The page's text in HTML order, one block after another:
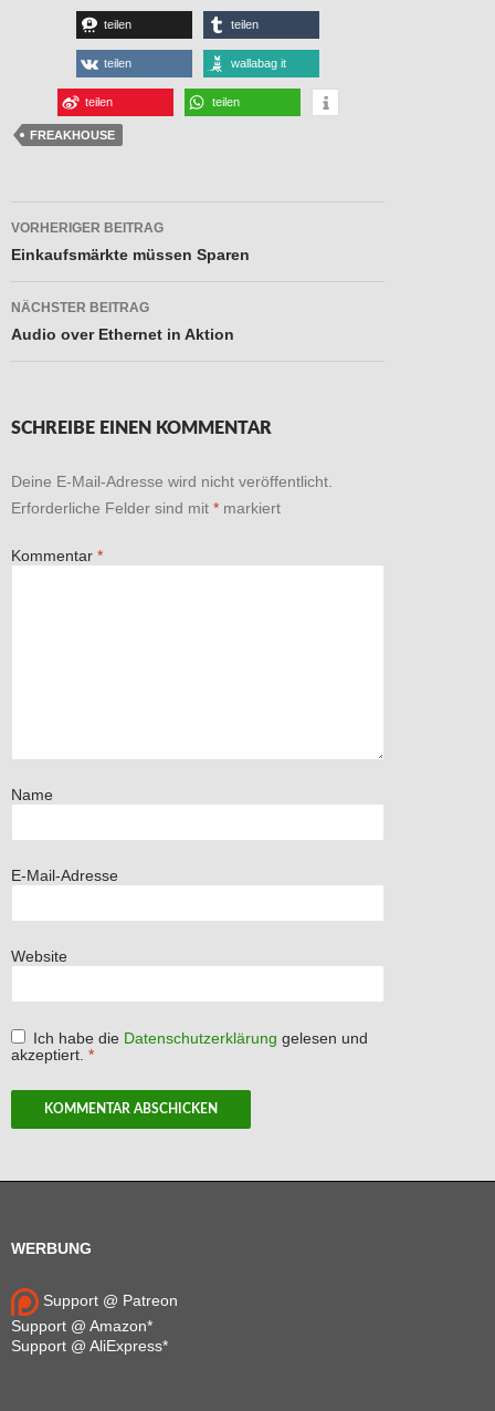
teilen teilen
teilen wallabag it
teilen teilen
FREAKHOUSE
Beitragsnavigation
VORHERIGER BEITRAG
Einkaufsmärkte müssen Sparen
NÄCHSTER BEITRAG
Audio over Ethernet in Aktion
SCHREIBE EINEN KOMMENTAR
Deine E-Mail-Adresse wird nicht veröffentlicht.
Erforderliche Felder sind mit * markiert
Kommentar *
Name
E-Mail-Adresse
Website
Ich habe die Datenschutzerklärung gelesen und
akzeptiert. *
WERBUNG
Support @ Patreon
Support @ Amazon*
Support @ AliExpress*